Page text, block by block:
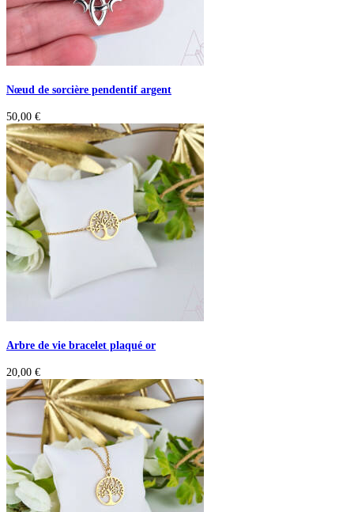
Nœud de sorcière pendentif argent
50,00 €
Arbre de vie bracelet plaqué or
20,00 €